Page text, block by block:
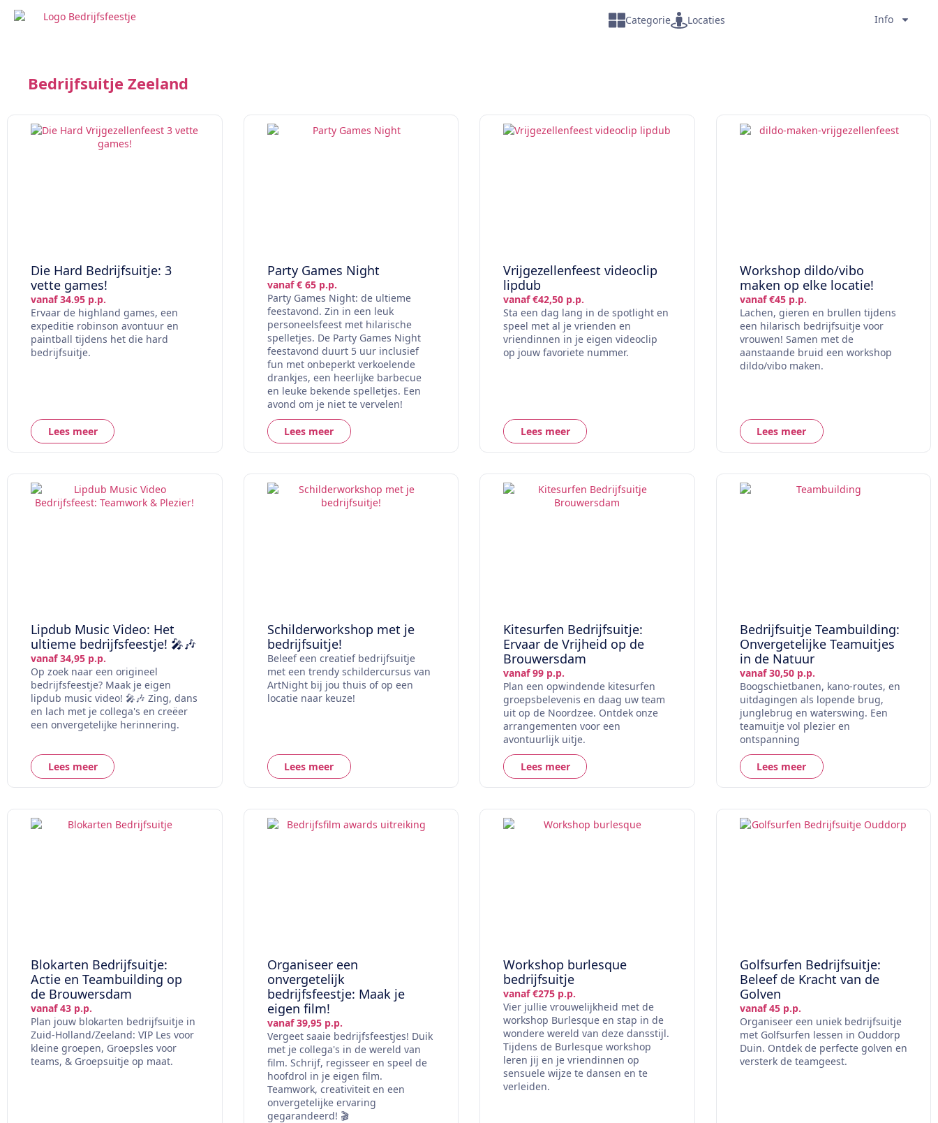
Categorie Locaties Info
Bedrijfsuitje Zeeland
Die Hard Bedrijfsuitje: 3
vette games!
vanaf 34.95 p.p.
Ervaar de highland games, een
expeditie robinson avontuur en
paintball tijdens het die hard
bedrijfsuitje.
Lees meer
Party Games Night
vanaf € 65 p.p.
Party Games Night: de ultieme
feestavond. Zin in een leuk
personeelsfeest met hilarische
spelletjes. De Party Games Night
feestavond duurt 5 uur inclusief
fun met onbeperkt verkoelende
drankjes, een heerlijke barbecue
en leuke bekende spelletjes. Een
avond om je niet te vervelen!
Lees meer
Vrijgezellenfeest videoclip
lipdub
vanaf €42,50 p.p.
Sta een dag lang in de spotlight en
speel met al je vrienden en
vriendinnen in je eigen videoclip
op jouw favoriete nummer.
Lees meer
Workshop dildo/vibo
maken op elke locatie!
vanaf €45 p.p.
Lachen, gieren en brullen tijdens
een hilarisch bedrijfsuitje voor
vrouwen! Samen met de
aanstaande bruid een workshop
dildo/vibo maken.
Lees meer
Lipdub Music Video: Het
ultieme bedrijfsfeestje! 🎤🎶
vanaf 34,95 p.p.
Op zoek naar een origineel
bedrijfsfeestje? Maak je eigen
lipdub music video! 🎤🎶 Zing, dans
en lach met je collega's en creëer
een onvergetelijke herinnering.
Lees meer
Schilderworkshop met je
bedrijfsuitje!
Beleef een creatief bedrijfsuitje
met een trendy schildercursus van
ArtNight bij jou thuis of op een
locatie naar keuze!
Lees meer
Kitesurfen Bedrijfsuitje:
Ervaar de Vrijheid op de
Brouwersdam
vanaf 99 p.p.
Plan een opwindende kitesurfen
groepsbelevenis en daag uw team
uit op de Noordzee. Ontdek onze
arrangementen voor een
avontuurlijk uitje.
Lees meer
Bedrijfsuitje Teambuilding:
Onvergetelijke Teamuitjes
in de Natuur
vanaf 30,50 p.p.
Boogschietbanen, kano-routes, en
uitdagingen als lopende brug,
junglebrug en waterswing. Een
teamuitje vol plezier en
ontspanning
Lees meer
Blokarten Bedrijfsuitje:
Actie en Teambuilding op
de Brouwersdam
vanaf 43 p.p.
Plan jouw blokarten bedrijfsuitje in
Zuid-Holland/Zeeland: VIP Les voor
kleine groepen, Groepsles voor
teams, & Groepsuitje op maat.
Organiseer een
onvergetelijk
bedrijfsfeestje: Maak je
eigen film!
vanaf 39,95 p.p.
Vergeet saaie bedrijfsfeestjes! Duik
met je collega's in de wereld van
film. Schrijf, regisseer en speel de
hoofdrol in je eigen film.
Teamwork, creativiteit en een
onvergetelijke ervaring
gegarandeerd! 🎬
Workshop burlesque
bedrijfsuitje
vanaf €275 p.p.
Vier jullie vrouwelijkheid met de
workshop Burlesque en stap in de
wondere wereld van deze dansstijl.
Tijdens de Burlesque workshop
leren jij en je vriendinnen op
sensuele wijze te dansen en te
verleiden.
Golfsurfen Bedrijfsuitje:
Beleef de Kracht van de
Golven
vanaf 45 p.p.
Organiseer een uniek bedrijfsuitje
met Golfsurfen lessen in Ouddorp
Duin. Ontdek de perfecte golven en
versterk de teamgeest.